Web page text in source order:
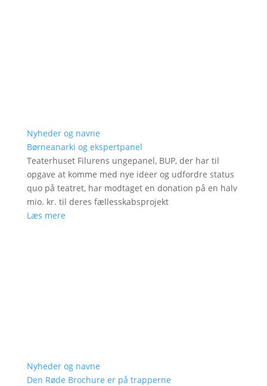
Nyheder og navne
Børneanarki og ekspertpanel
Teaterhuset Filurens ungepanel, BUP, der har til
opgave at komme med nye ideer og udfordre status
quo på teatret, har modtaget en donation på en halv
mio. kr. til deres fællesskabsprojekt
Læs mere
Nyheder og navne
Den Røde Brochure er på trapperne